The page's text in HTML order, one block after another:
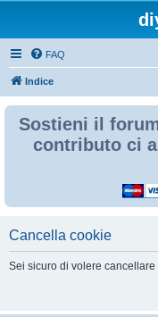
FAQ
Indice
Sostieni il
contributo ci
Cancella cookie
Sei sicuro di volere